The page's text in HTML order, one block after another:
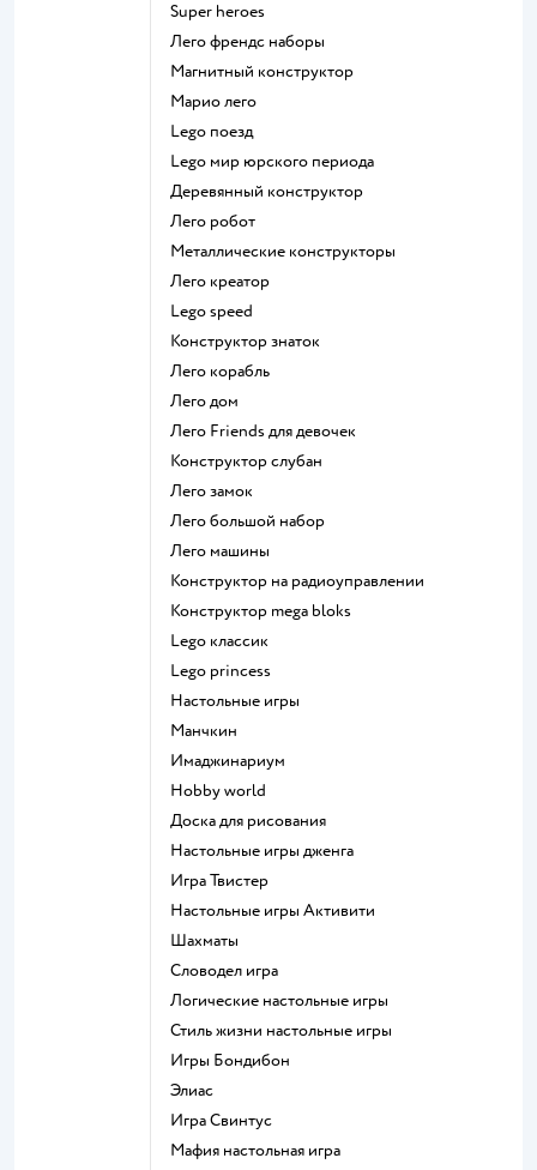
Super heroes
Лего френдс наборы
Магнитный конструктор
Марио лего
Lego поезд
Lego мир юрского периода
Деревянный конструктор
Лего робот
Металлические конструкторы
Лего креатор
Lego speed
Конструктор знаток
Лего корабль
Лего дом
Лего Friends для девочек
Конструктор слубан
Лего замок
Лего большой набор
Лего машины
Конструктор на радиоуправлении
Конструктор mega bloks
Lego классик
Lego princess
Настольные игры
Манчкин
Имаджинариум
Hobby world
Доска для рисования
Настольные игры дженга
Игра Твистер
Настольные игры Активити
Шахматы
Словодел игра
Логические настольные игры
Стиль жизни настольные игры
Игры Бондибон
Элиас
Игра Свинтус
Мафия настольная игра